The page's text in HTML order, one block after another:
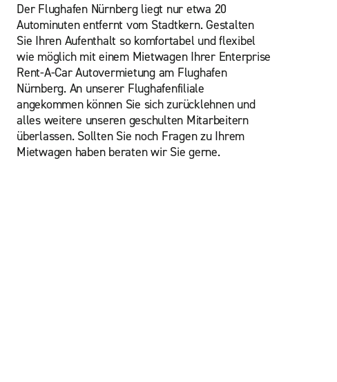
Der Flughafen Nürnberg liegt nur etwa 20
Autominuten entfernt vom Stadtkern. Gestalten
Sie Ihren Aufenthalt so komfortabel und flexibel
wie möglich mit einem Mietwagen Ihrer Enterprise
Rent-A-Car Autovermietung am Flughafen
Nürnberg. An unserer Flughafenfiliale
angekommen können Sie sich zurücklehnen und
alles weitere unseren geschulten Mitarbeitern
überlassen. Sollten Sie noch Fragen zu Ihrem
Mietwagen haben beraten wir Sie gerne.